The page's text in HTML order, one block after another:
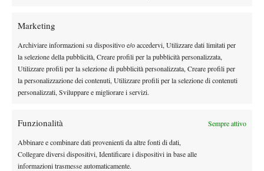
Marketing
Archiviare informazioni su dispositivo e/o accedervi, Utilizzare dati limitati per
la selezione della pubblicità, Creare profili per la pubblicità personalizzata,
Utilizzare profili per la selezione di pubblicità personalizzata, Creare profili per
la personalizzazione dei contenuti, Utilizzare profili per la selezione di contenuti
personalizzati, Sviluppare e migliorare i servizi.
Funzionalità Sempre attivo
Abbinare e combinare dati provenienti da altre fonti di dati,
Collegare diversi dispositivi, Identificare i dispositivi in base alle
informazioni trasmesse automaticamente.
Arnaldi apre sul Centrale
Atp News
Masters 1000 Montreal 2026: Darderi
rimonta Shang e vola agli ottavi
Masters 1000 Montreal 2026: medical time
out per Shang contro Darderi